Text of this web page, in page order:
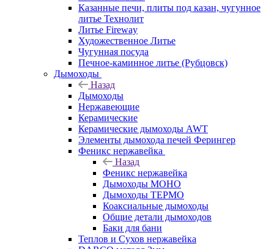
Казанные печи, плиты под казан, чугунное
литье Технолит
Литье Fireway
Художественное Литье
Чугунная посуда
Печное-каминное литье (Рубцовск)
Дымоходы
Назад
Дымоходы
Нержавеющие
Керамические
Керамические дымоходы AWT
Элементы дымохода печей Ферингер
Феникс нержавейка
Назад
Феникс нержавейка
Дымоходы МОНО
Дымоходы ТЕРМО
Коаксиальные дымоходы
Общие детали дымоходов
Баки для бани
Теплов и Сухов нержавейка